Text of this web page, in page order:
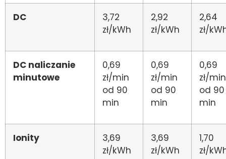
DC
3,72
zł/kWh
2,92
zł/kWh
2,64
zł/
DC naliczanie
minutowe
0,69
zł/min
od 90
min
0,69
zł/min
od 90
min
0,69
zł/min
od 90
min
Ionity
3,69
zł/kWh
3,69
zł/kWh
1,70
zł/